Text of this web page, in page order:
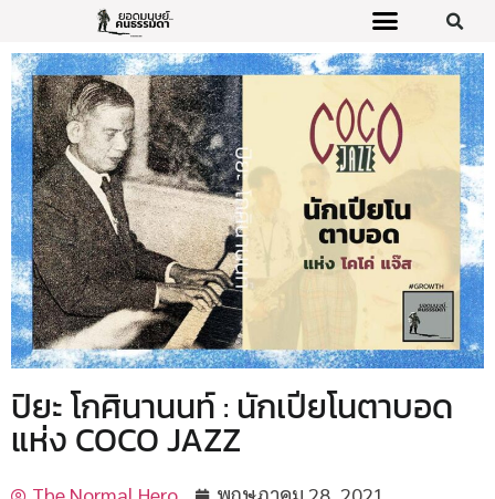
ปิยะ โกศินานนท์ : นักเปียโนตาบอด
แห่ง COCO JAZZ
The Normal Hero พฤษภาคม 28, 2021